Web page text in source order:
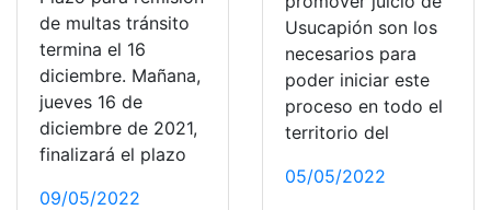
de multas tránsito
termina el 16
diciembre. Mañana,
jueves 16 de
diciembre de 2021,
finalizará el plazo
09/05/2022
Usucapión son los
necesarios para
poder iniciar este
proceso en todo el
territorio del
05/05/2022